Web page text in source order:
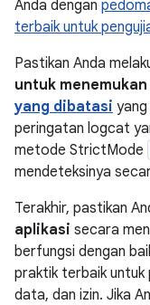
Anda dengan
terbaik untuk
Pastikan Anda
untuk
yang dibatasi
peringatan logcat
metode StrictMode
mendeteksinya
Terakhir, pastikan
aplikasi secara
berfungsi dengan
praktik terbaik untuk
data, dan izin. Jika